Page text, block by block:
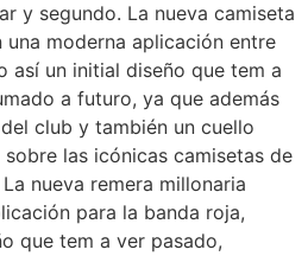
y segundo. La nueva camiseta
una moderna aplicación entre
así un initial diseño que tem a
a futuro, ya que además
club y también un cuello
las icónicas camisetas de
nueva remera millonaria
para la banda roja,
que tem a ver pasado,